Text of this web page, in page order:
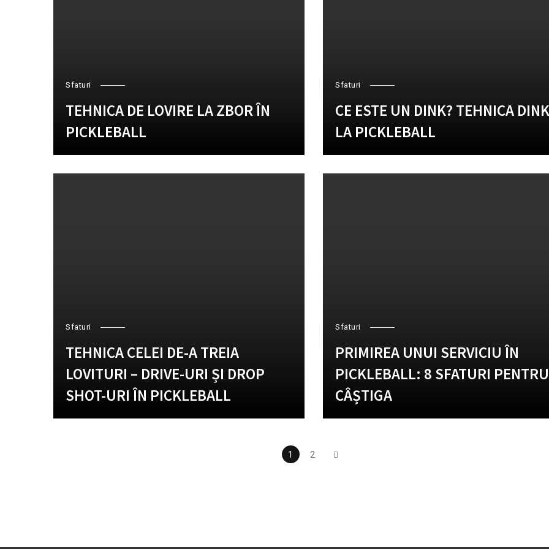
Sfaturi
TEHNICA DE LOVIRE LA ZBOR ÎN
PICKLEBALL
Sfaturi
CE ESTE UN DINK? TEHNICA DINK
LA PICKLEBALL
Sfaturi
TEHNICA CELEI DE-A TREIA
LOVITURI – DRIVE-URI ȘI DROP
SHOT-URI ÎN PICKLEBALL
Sfaturi
PRIMIREA UNUI SERVICIU ÎN
PICKLEBALL: 8 SFATURI
CÂȘTIGA
1 2